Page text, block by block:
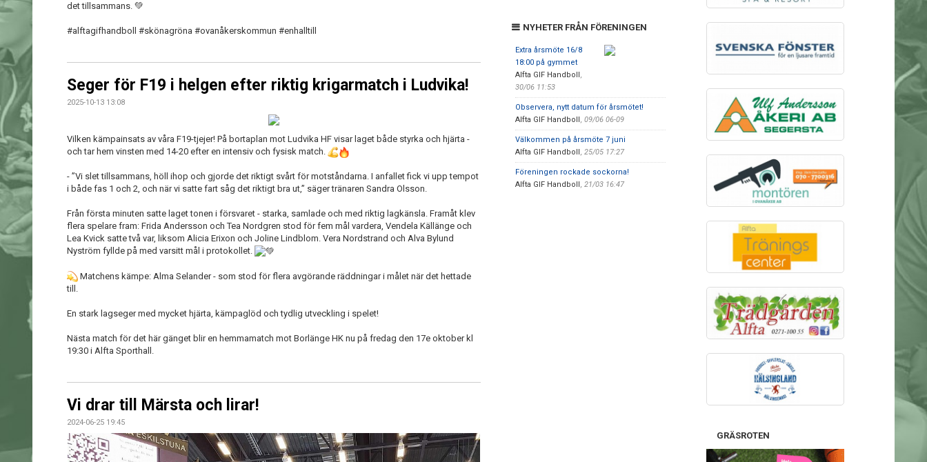
det tillsammans. 💚
#alftagifhandboll #skönagröna #ovanåkerskommun #enhalltill
Seger för F19 i helgen efter riktig krigarmatch i Ludvika!
2025-10-13 13:08
Vilken kämpainsats av våra F19-tjejer! På bortaplan mot Ludvika HF visar laget både styrka och hjärta -
och tar hem vinsten med 14-20 efter en intensiv och fysisk match.
- ”Vi slet tillsammans, höll ihop och gjorde det riktigt svårt för motståndarna. I anfallet fick vi upp tempot
i både fas 1 och 2, och när vi satte fart såg det riktigt bra ut,” säger tränaren Sandra Olsson.
Från första minuten satte laget tonen i försvaret - starka, samlade och med riktig lagkänsla. Framåt klev
flera spelare fram: Frida Andersson och Tea Nordgren stod för fem mål vardera, Vendela Källänge och
Lea Kvick satte två var, liksom Alicia Erixon och Joline Lindblom. Vera Nordstrand och Alva Bylund
Nyström fyllde på med varsitt mål i protokollet.
Matchens kämpe: Alma Selander - som stod för flera avgörande räddningar i målet när det hettade
till.
En stark lagseger med mycket hjärta, kämpaglöd och tydlig utveckling i spelet!
Nästa match för det här gänget blir en hemmamatch mot Borlänge HK nu på fredag den 17e oktober kl
19:30 i Alfta Sporthall.
Vi drar till Märsta och lirar!
2024-06-25 19:45
NYHETER FRÅN FÖRENINGEN
Extra årsmöte 16/8
18:00 på gymmet
Alfta GIF Handboll,
30/06 11:53
Observera, nytt datum för årsmötet!
Alfta GIF Handboll, 09/06 06-09
Välkommen på årsmöte 7 juni
Alfta GIF Handboll, 25/05 17:27
Föreningen rockade sockorna!
Alfta GIF Handboll, 21/03 16:47
GRÄSROTEN